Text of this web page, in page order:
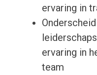
ervaring in
ervaring in
team